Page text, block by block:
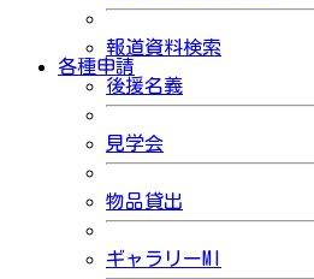
報道資料検索
各種申請
後援名義
見学会
物品貸出
ギャラリーMI